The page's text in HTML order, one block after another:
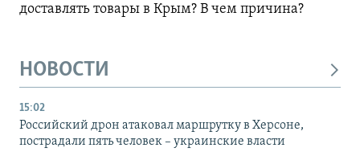
доставлять товары в Крым? В чем причина?
НОВОСТИ
15:02
Российский дрон атаковал маршрутку в Херсоне,
пострадали пять человек – украинские власти